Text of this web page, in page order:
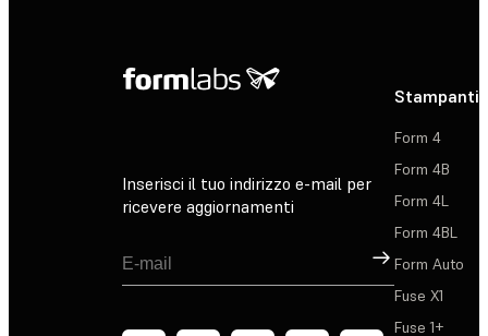
Inserisci il tuo indirizzo e-mail per
ricevere aggiornamenti
Registrati
Stampanti
Form 4
Form 4B
Form 4L
Form 4BL
Form Auto
Fuse X1
Fuse 1+